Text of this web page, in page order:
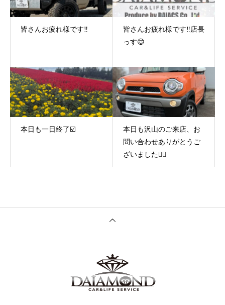
皆さんお疲れ様です‼️
皆さんお疲れ様です‼️店長
っす😌
本日も一日終了☑️
本日も沢山のご来店、お
問い合わせありがとうご
ざいました🙇‍♂️